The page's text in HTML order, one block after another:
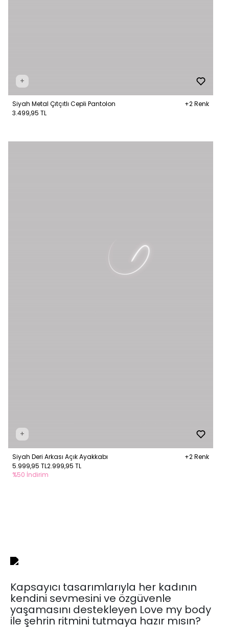
+
Siyah Metal Çıtçıtlı Cepli Pantolon
+2 Renk
3.499,95 TL
+
Siyah Deri Arkası Açık Ayakkabı
+2 Renk
5.999,95 TL2.999,95 TL
%50 İndirim
Kapsayıcı tasarımlarıyla her kadının
kendini sevmesini ve özgüvenle
yaşamasını destekleyen Love my body
ile şehrin ritmini tutmaya hazır mısın?